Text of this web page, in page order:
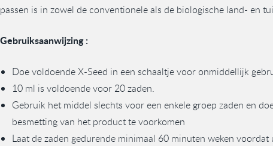
passen is in zowel de conventionele als de biologische land- en
Gebruiksaanwijzing :
Doe voldoende X-Seed in een schaaltje voor onmiddellijk
10 ml is voldoende voor 20 zaden.
Gebruik het middel slechts voor een enkele groep zaden en
besmetting van het product te voorkomen
Laat de zaden gedurende minimaal 60 minuten weken voordat